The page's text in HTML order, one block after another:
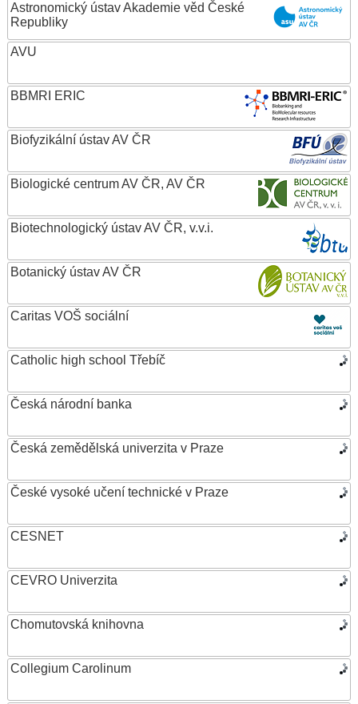
Astronomický ústav Akademie věd České
Republiky
AVU
BBMRI ERIC
Biofyzikální ústav AV ČR
Biologické centrum AV ČR, AV ČR
Biotechnologický ústav AV ČR, v.v.i.
Botanický ústav AV ČR
Caritas VOŠ sociální
Catholic high school Třebíč
Česká národní banka
Česká zemědělská univerzita v Praze
České vysoké učení technické v Praze
CESNET
CEVRO Univerzita
Chomutovská knihovna
Collegium Carolinum